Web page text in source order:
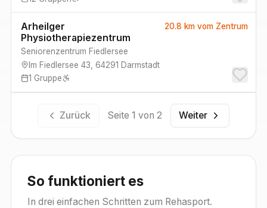
Arheilger
Physiotherapiezentrum
Seniorenzentrum Fiedlersee
Im Fiedlersee 43
64291 Darmstadt
1 Gruppe
20.8 kmvom Zentrum
Zurück Seite 1 von 2 Weiter
So funktioniert es
In drei einfachen Schritten zum Rehasport.